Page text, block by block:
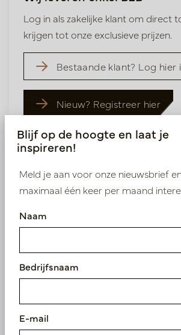
Log in als zakelijke klant om direct
krijgen tot onze exclusieve prijzen.
Bestaande klant? Log hier
Nieuw? Registreer hier
Vergelijkbare
producten
Blijf op de hoogte en laat je
inspireren!
Meld je aan voor onze nieuwsbrief
maximaal één keer per maand
Naam
Bedrijfsnaam
E-mail